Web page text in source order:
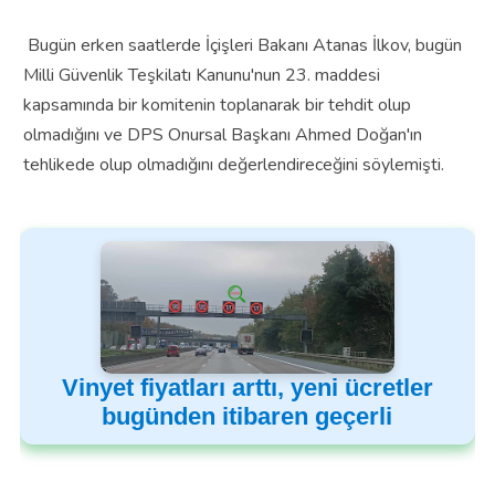
Bugün erken saatlerde İçişleri Bakanı Atanas İlkov, bugün
Milli Güvenlik Teşkilatı Kanunu'nun 23. maddesi
kapsamında bir komitenin toplanarak bir tehdit olup
olmadığını ve DPS Onursal Başkanı Ahmed Doğan'ın
tehlikede olup olmadığını değerlendireceğini söylemişti.
Vinyet fiyatları arttı, yeni ücretler
bugünden itibaren geçerli